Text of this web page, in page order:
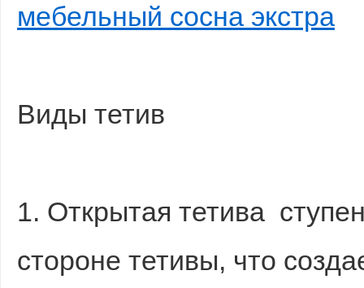
мебельный сосна экстра
Виды тетив
1. Открытая тетива
стороне тетивы, что